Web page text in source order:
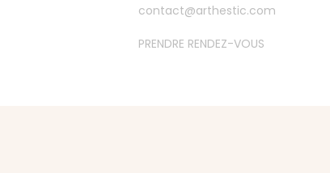
contact@arthestic.com
PRENDRE RENDEZ-VOUS